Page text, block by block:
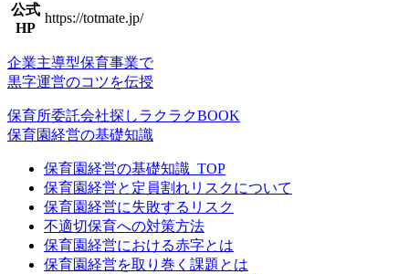
公式
HP
https://totmate.jp/
企業主導型保育事業で
黒字運営のコツを伝授
保育所委託会社探しラクラクBOOK
保育園経営の基礎知識
保育園経営の基礎知識_TOP
保育園経営と定員割れリスクについて
保育園経営に失敗するリスク
不適切保育への対策方法
保育園経営における赤字とは
保育園経営を取り巻く課題とは